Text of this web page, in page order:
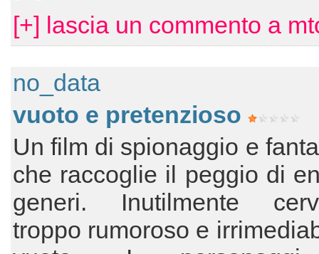
[+] lascia un commento a
no_data
vuoto e pretenzioso
Un film di spionaggio e
che raccoglie il peggio di
generi. Inutilmente
troppo rumoroso e